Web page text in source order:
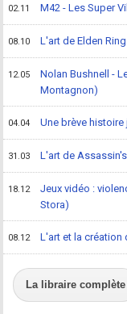
02.11 M42 - Les Super
08.10 L'art de Elden
12.05
Nolan Bushnell -
Montagnon)
04.04 Une brève
31.03 L'art de
18.12
Jeux vidéo :
Stora)
08.12 L'art et la création
La libraire complète